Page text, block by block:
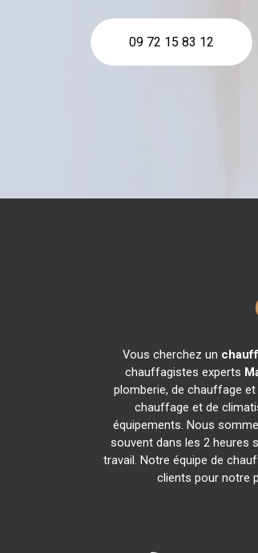
09 72 15 83 12
Vous cherchez un
chauffagistes experts
plomberie, de chauffage
chauffage et de
équipements. Nous
souvent dans les 2 heures
travail. Notre équipe de
clients pour notre